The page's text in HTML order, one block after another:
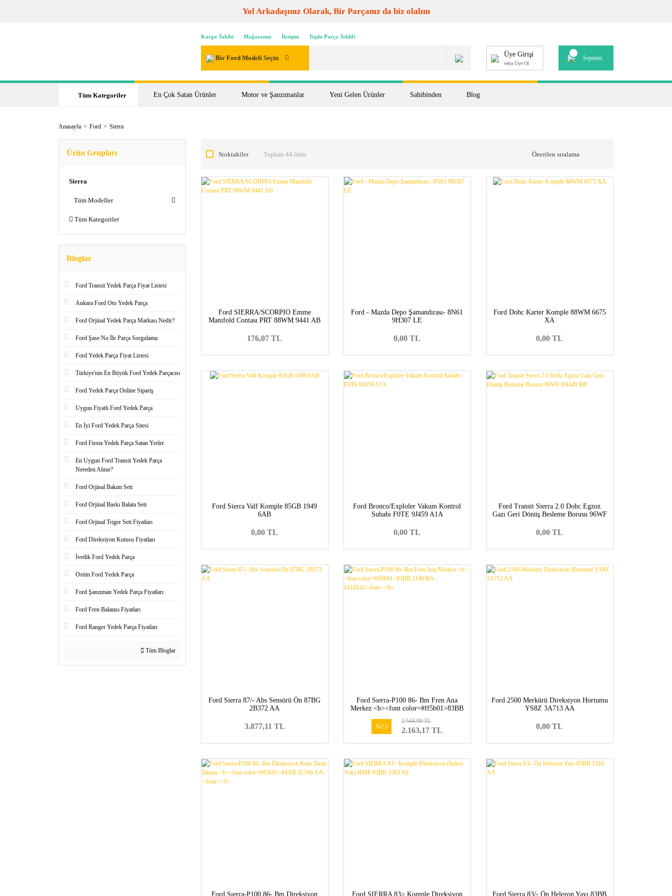
Yol Arkadaşınız Olarak, Bir Parçanız da biz olalım
Kargo Takibi Mağazamız İletişim Toplu Parça Teklifi
Bir Ford Modeli Seçin Üye Girişi
veya Üye Ol
Sepetim
Tüm Kategoriler En Çok Satan Ürünler Motor ve Şanzımanlar Yeni Gelen Ürünler Sahibinden Blog
Anasayfa Ford Sierra
Ürün Grupları
Sierra
Tüm Modeller
Tüm Kategoriler
Bloglar
Ford Transit Yedek Parça Fiyat Listesi
Ankara Ford Oto Yedek Parça
Ford Orjinal Yedek Parça Markası Nedir?
Ford Şase No İle Parça Sorgulama
Ford Yedek Parça Fiyat Listesi
Türkiye'nin En Büyük Ford Yedek Parçacısı
Ford Yedek Parça Online Sipariş
Uygun Fiyatlı Ford Yedek Parça
En İyi Ford Yedek Parça Sitesi
Ford Fiesta Yedek Parça Satan Yerler
En Uygun Ford Transit Yedek Parça
Nereden Alınır?
Ford Orjinal Bakım Seti
Ford Orjinal Baskı Balata Seti
Ford Orjinal Triger Seti Fiyatları
Ford Direksiyon Kutusu Fiyatları
İvedik Ford Yedek Parça
Ostim Ford Yedek Parça
Ford Şanzıman Yedek Parça Fiyatları
Ford Fren Balatası Fiyatları
Ford Ranger Yedek Parça Fiyatları
Tüm Bloglar
Stoktakiler Toplam 44 ürün
Ford SIERRA/SCORPIO Emme
Manıfold Contası PRT 88WM 9441 AB
176,07 TL
Ford - Mazda Depo Şamandırası- 8N61
9H307 LE
0,00 TL
Ford Dohc Karter Komple 88WM 6675
XA
0,00 TL
Ford Sierra Valf Komple 85GB 1949
6AB
0,00 TL
Ford Bronco/Exploler Vakum Kontrol
Subabı F0TE 9J459 A1A
0,00 TL
Ford Transit Sierra 2.0 Dohc Egzoz
Gazı Geri Dönüş Besleme Borusu 96WF
0,00 TL
Ford Sierra 87/- Abs Sensörü Ön 87BG
2B372 AA
3.877,11 TL
Ford Sıerra-P100 86- Bm Fren Ana
Merkez <b><font color=#ff5b01>83BB
%15
2.163,17 TL
2.544,90 TL
Ford 2500 Merkürü Direksiyon Hortumu
YS8Z 3A713 AA
0,00 TL
Ford Sıerra-P100 86- Bm Direksiyon Ford SIERRA 83> Komple Direksiyon Ford Sierra 83/- Ön Helezon Yayı 83BB